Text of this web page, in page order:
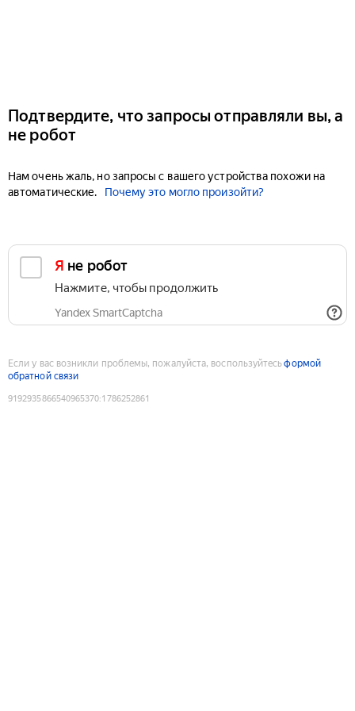
Подтвердите, что запросы отправляли вы, а
не робот
Нам очень жаль, но запросы с вашего устройства похожи на
автоматические.
Почему это могло произойти?
Я не робот
Нажмите, чтобы продолжить
Yandex SmartCaptcha
Если у вас возникли проблемы, пожалуйста, воспользуйтесьформой
обратной связи
9192935866540965370:1786252861